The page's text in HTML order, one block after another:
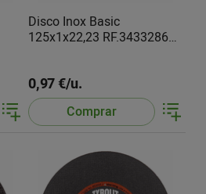
Disco Inox Basic
125x1x22,23 RF.34332869
0,97 €/u.
Comprar